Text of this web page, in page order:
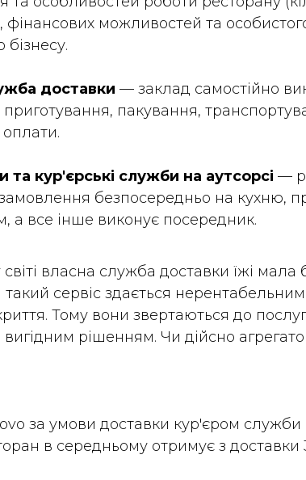
, фінансових можливостей та
бізнесу.
доставки — заклад самостійно
пакування,
та кур'єрські служби на аутсорсі —
безпосередньо на кухню,
а все інше виконує посередник.
власна служба доставки їжі мала
сервіс здається
Тому вони звертаються до
рішенням. Чи дійсно
за умови доставки кур'єром служби
в середньому отримує з доставки